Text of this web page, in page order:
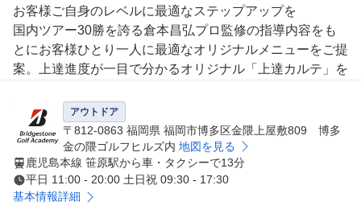
お客様ご自身のレベルに最適なステップアップを
国内ツアー30勝を誇る倉本昌弘プロ監修の指導内容をも
とにお客様ひとり一人に最適なオリジナルメニューをご提
案。上達進度が一目で分かるオリジナル「上達カルテ」を
●POINT２
国内会員数約15,000人を誇る抜群の指導力
インストラクターは全員当社の厳しい基準をクリア、その
後も進化し続けるギア、技術、コーチング理論をフォロー
アップするために定期的な研修を受けています。 また、
アウトドア
〒812-0863 福岡県 福岡市博多区金隈上屋敷809 博多
金の隈ゴルフヒルズ内 地図を見る
鹿児島本線 笹原駅から車・タクシーで13分
平日 11:00 - 20:00 土日祝 09:30 - 17:30
基本情報詳細